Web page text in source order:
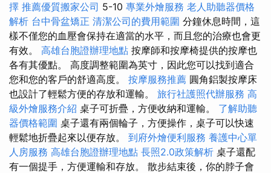
擇 推薦優質搬家公司 5-10 專業外燴服務 老人助聽器價格
解析 台中骨盆矯正 清潔公司的費用範圍 分鐘休息時間，這
樣不僅您的血壓會保持在適當的水平，而且您的治療也會更
有效。 高雄台胞證辦理地點 按摩師和按摩椅提供的按摩也
各有其優點。 高度調整範圍為英寸，因此您可以找到適合
您和您的客戶的舒適高度。 按摩服務推薦 圓角鋁製按摩床
也設計了輕鬆方便的存放和運輸。 旅行社護照代辦服務 高
級外燴服務介紹 桌子可折疊，方便收納和運輸。 了解助聽
器價格範圍 桌子還有兩個輪子，方便操作，桌子可以快速
輕鬆地折疊起來以便存放。 到府外燴便利服務 養護中心單
人房服務 高雄台胞證辦理地點 長照2.0政策解析 桌子還配
有一個提手，方便運輸和存放。 散步結束後，你的脖子會